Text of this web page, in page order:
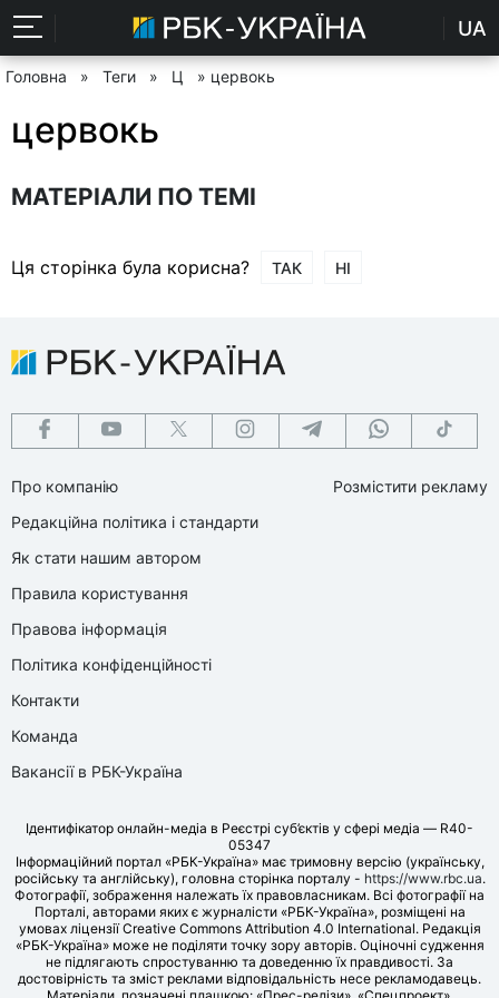
UA
Головна » Теги » Ц » цервокь
цервокь
МАТЕРІАЛИ ПО ТЕМІ
Ця сторінка була корисна? ТАК НІ
Про компанію
Редакційна політика і стандарти
Як стати нашим автором
Правила користування
Правова інформація
Політика конфіденційності
Контакти
Команда
Вакансії в РБК-Україна
Розмістити рекламу
Ідентифікатор онлайн-медіа в Реєстрі суб’єктів у сфері медіа — R40-
05347
Інформаційний портал «РБК-Україна» має тримовну версію (українську,
російську та англійську), головна сторінка порталу - https://www.rbc.ua.
Фотографії, зображення належать їх правовласникам. Всі фотографії на
Порталі, авторами яких є журналісти «РБК-Україна», розміщені на
умовах ліцензії Creative Commons Attribution 4.0 International. Редакція
«РБК-Україна» може не поділяти точку зору авторів. Оціночні судження
не підлягають спростуванню та доведенню їх правдивості. За
достовірність та зміст реклами відповідальність несе рекламодавець.